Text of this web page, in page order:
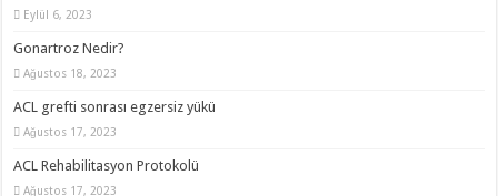
Eylül 6, 2023
Gonartroz Nedir?
Ağustos 18, 2023
ACL grefti sonrası egzersiz yükü
Ağustos 17, 2023
ACL Rehabilitasyon Protokolü
Ağustos 17, 2023